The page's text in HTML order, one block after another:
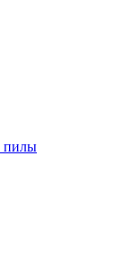
пилы